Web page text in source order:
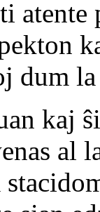
dum
kaj
al